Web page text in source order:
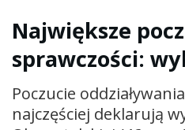
Największe
sprawczości:
Poczucie
najczęściej deklarują